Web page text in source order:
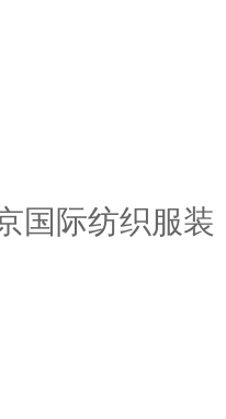
国际纺织服装